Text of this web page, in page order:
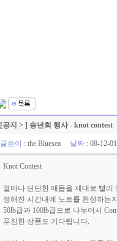
[공지 > ] 송년회 행사 - knot contest
글쓴이 : the Bluesea 날짜: 08-12-
Knot Contest
얼마나 단단한 매듭을 제대로 빨리
정해진 시간내에 노트를 완성하는
50lb급과 100lb급으로 나누어서
푸짐한 상품도 기다립니다.